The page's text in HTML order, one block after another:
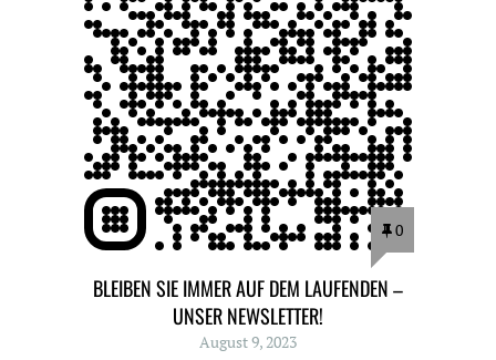
0
BLEIBEN SIE IMMER AUF DEM LAUFENDEN –
UNSER NEWSLETTER!
August 9, 2023